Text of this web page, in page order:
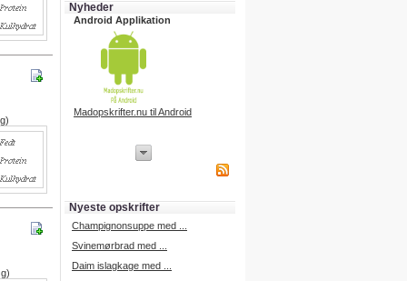
Nyheder
Android Applikation
Madopskrifter.nu til Android
iPhone udvikling
Nyeste opskrifter
Champignonsuppe med ...
Svinemørbrad med ...
Daim islagkage med ...